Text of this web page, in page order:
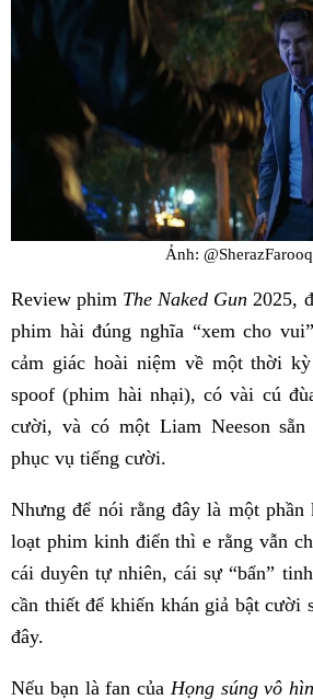
Ảnh:
Review phim The Naked Gun 2025,
phim hài đúng nghĩa “xem cho
cảm giác hoài niệm về một thời
spoof (phim hài nhại), có vài cú
cười, và có một Liam Neeson sẵn
phục vụ tiếng cười.
Nhưng để nói rằng đây là một
loạt phim kinh điển thì e rằng vẫn
cái duyên tự nhiên, cái sự “bẩn”
cần thiết để khiến khán giả bật cười
đây.
Nếu bạn là fan của Họng súng vô